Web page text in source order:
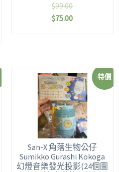
$99.00
$75.00
特價
San-X 角落生物公仔
Sumikko Gurashi Kokoga
幻燈音樂發光投影(24個圖